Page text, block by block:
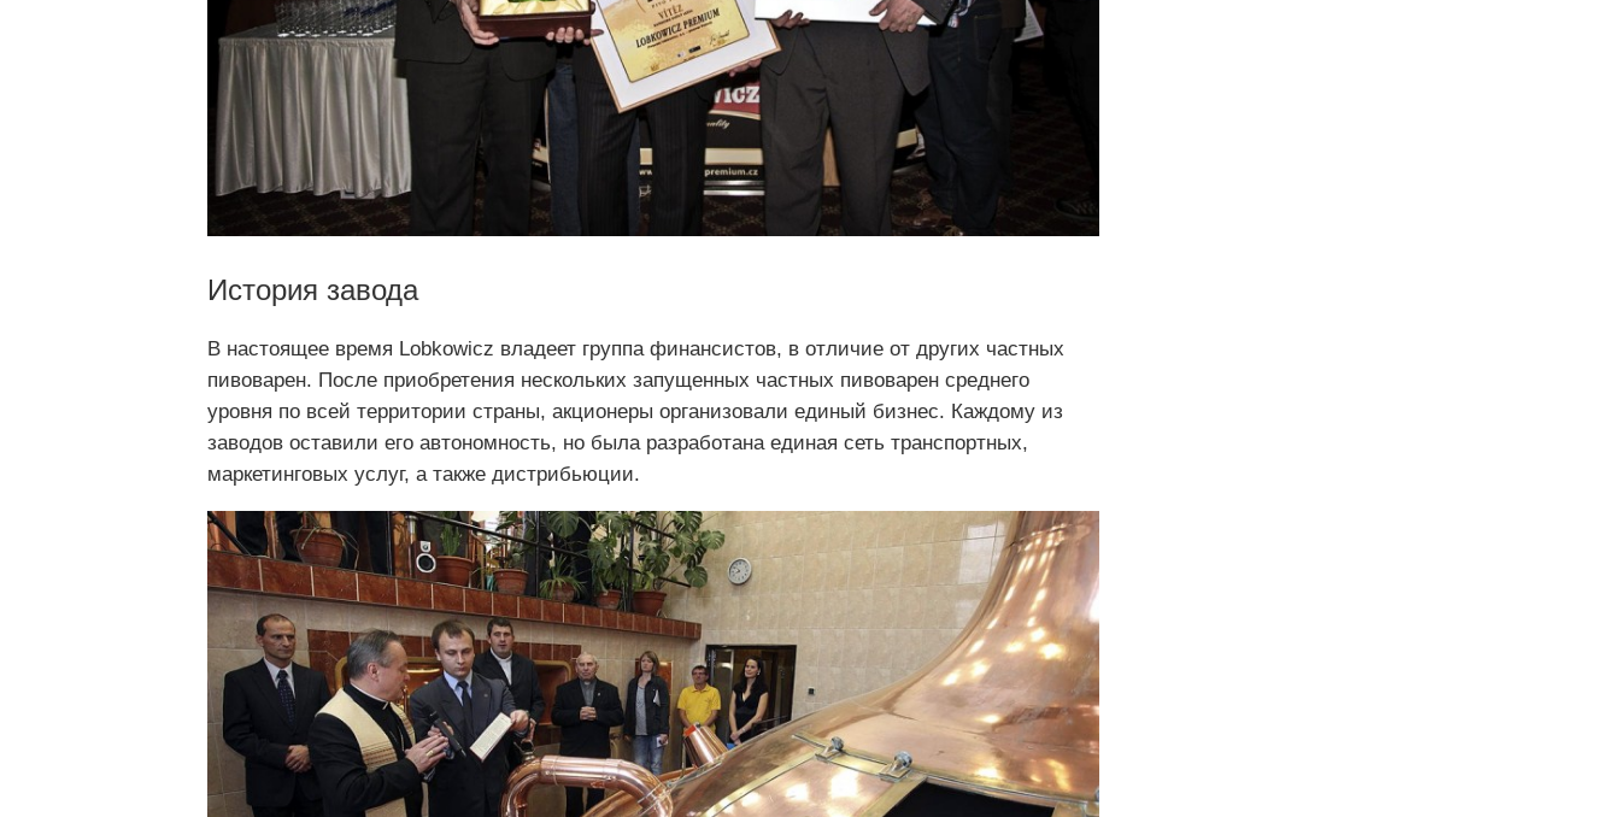
История завода
В настоящее время Lobkowicz владеет группа финансистов, в отличие от других частных
пивоварен. После приобретения нескольких запущенных частных пивоварен среднего
уровня по всей территории страны, акционеры организовали единый бизнес. Каждому из
заводов оставили его автономность, но была разработана единая сеть транспортных,
маркетинговых услуг, а также дистрибьюции.